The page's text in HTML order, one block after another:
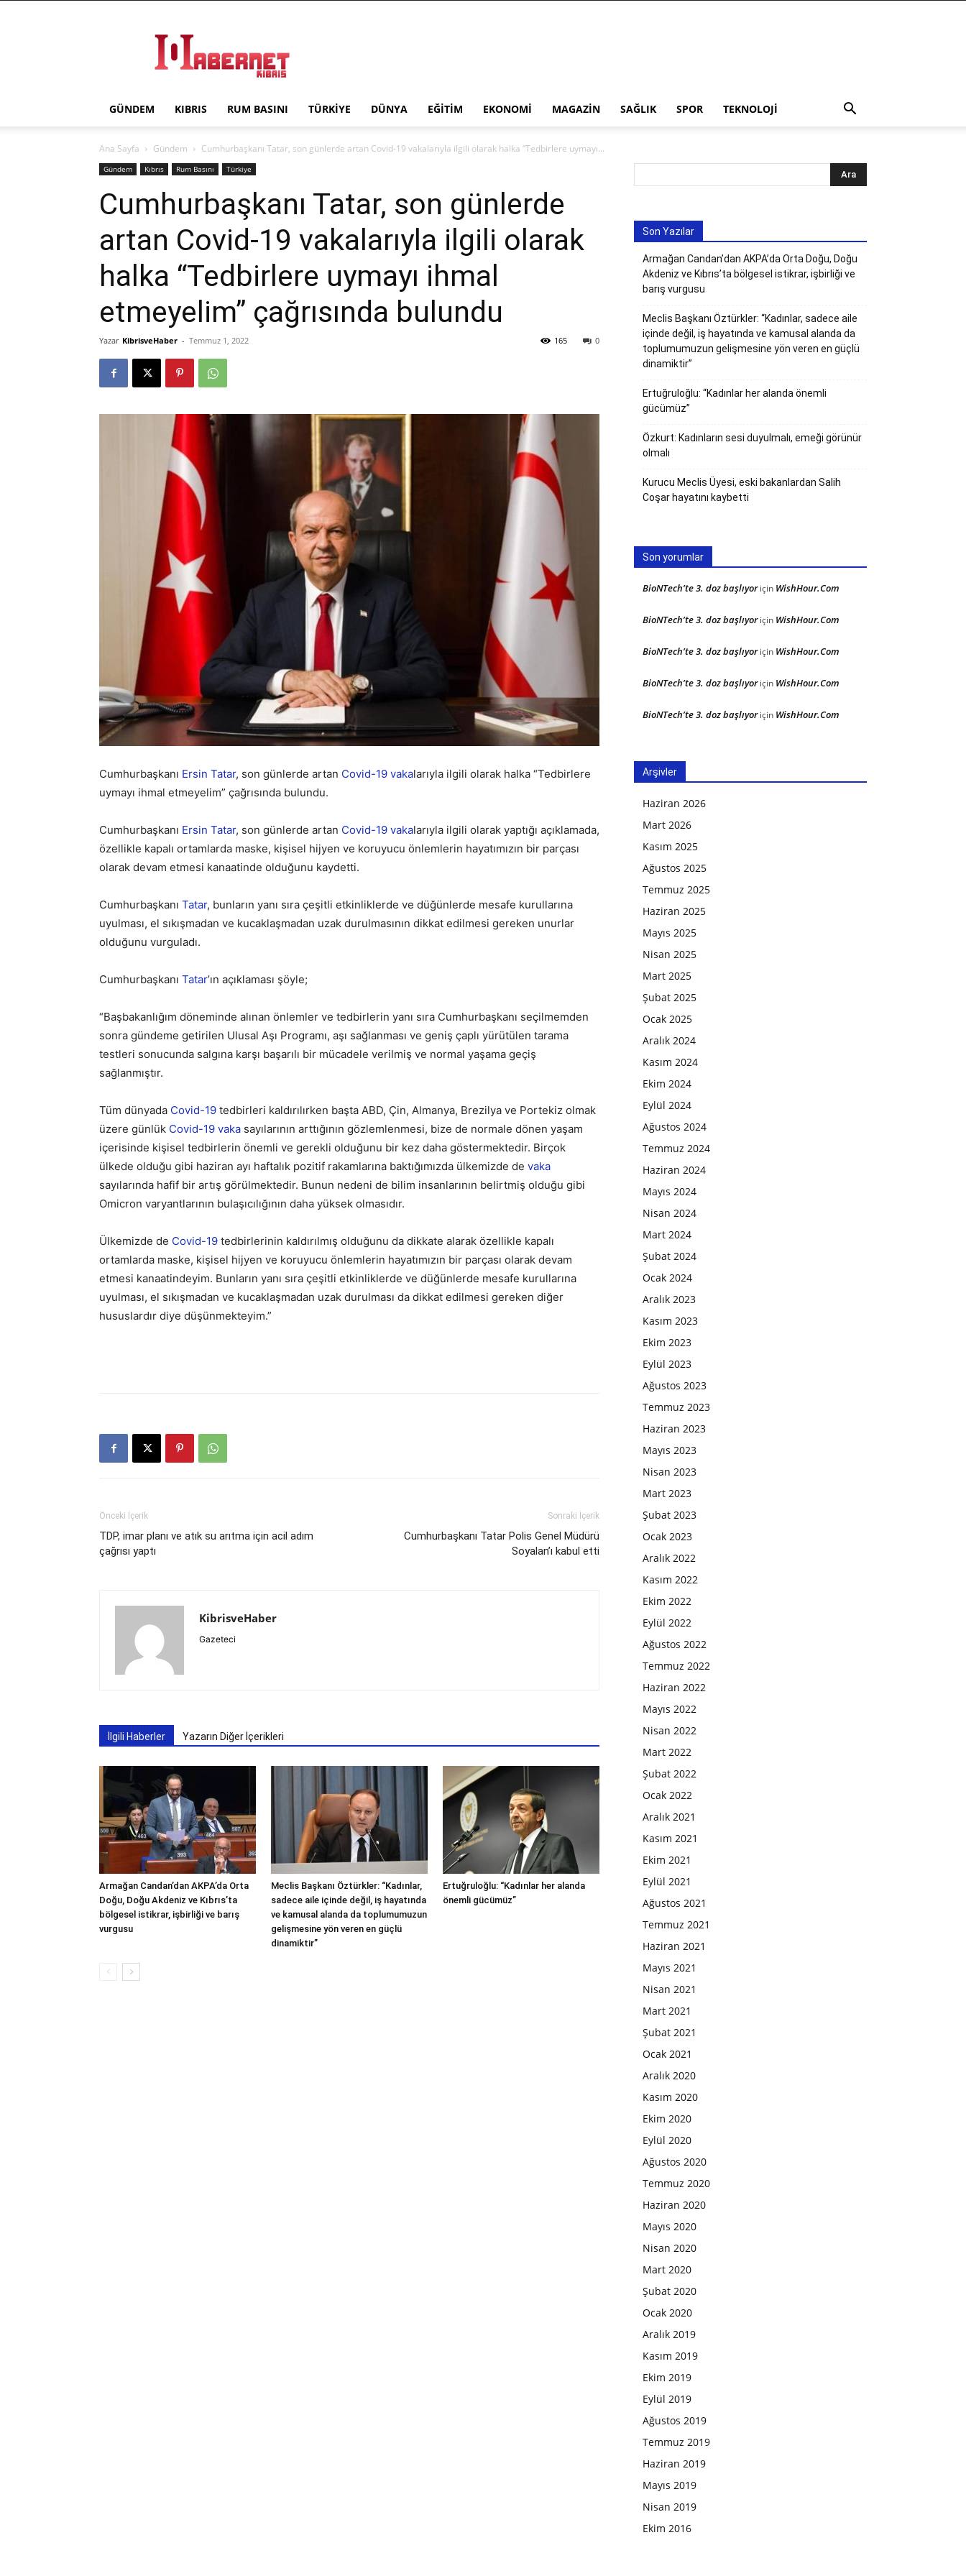
Kıbrıs
GÜNDEM KIBRIS RUM BASINI TÜRKIYE DÜNYA EĞITIM EKONOMI MAGAZIN SAĞLIK SPOR TEKNOLOJI
Ana Sayfa Gündem Cumhurbaşkanı Tatar, son günlerde artan Covid-19 vakalarıyla ilgili olarak halka “Tedbirlere uymayı...
Gündem Kıbrıs Rum Basını Türkiye
Cumhurbaşkanı Tatar, son günlerde
artan Covid-19 vakalarıyla ilgili olarak
halka “Tedbirlere uymayı ihmal
etmeyelim” çağrısında bulundu
Yazar KibrisveHaber - Temmuz 1, 2022 0
165
Cumhurbaşkanı Ersin Tatar, son günlerde artan Covid-19 vakalarıyla ilgili olarak halka “Tedbirlere
uymayı ihmal etmeyelim” çağrısında bulundu.
Cumhurbaşkanı Ersin Tatar, son günlerde artan Covid-19 vakalarıyla ilgili olarak yaptığı açıklamada,
özellikle kapalı ortamlarda maske, kişisel hijyen ve koruyucu önlemlerin hayatımızın bir parçası
olarak devam etmesi kanaatinde olduğunu kaydetti.
Cumhurbaşkanı Tatar, bunların yanı sıra çeşitli etkinliklerde ve düğünlerde mesafe kurullarına
uyulması, el sıkışmadan ve kucaklaşmadan uzak durulmasının dikkat edilmesi gereken unurlar
olduğunu vurguladı.
Cumhurbaşkanı Tatar’ın açıklaması şöyle;
“Başbakanlığım döneminde alınan önlemler ve tedbirlerin yanı sıra Cumhurbaşkanı seçilmemden
sonra gündeme getirilen Ulusal Aşı Programı, aşı sağlanması ve geniş çaplı yürütülen tarama
testleri sonucunda salgına karşı başarılı bir mücadele verilmiş ve normal yaşama geçiş
sağlanmıştır.
Tüm dünyada Covid-19 tedbirleri kaldırılırken başta ABD, Çin, Almanya, Brezilya ve Portekiz olmak
üzere günlük Covid-19 vaka sayılarının arttığının gözlemlenmesi, bize de normale dönen yaşam
içerisinde kişisel tedbirlerin önemli ve gerekli olduğunu bir kez daha göstermektedir. Birçok
ülkede olduğu gibi haziran ayı haftalık pozitif rakamlarına baktığımızda ülkemizde de vaka
sayılarında hafif bir artış görülmektedir. Bunun nedeni de bilim insanlarının belirtmiş olduğu gibi
Omicron varyantlarının bulaşıcılığının daha yüksek olmasıdır.
Ülkemizde de Covid-19 tedbirlerinin kaldırılmış olduğunu da dikkate alarak özellikle kapalı
ortamlarda maske, kişisel hijyen ve koruyucu önlemlerin hayatımızın bir parçası olarak devam
etmesi kanaatindeyim. Bunların yanı sıra çeşitli etkinliklerde ve düğünlerde mesafe kurullarına
uyulması, el sıkışmadan ve kucaklaşmadan uzak durulması da dikkat edilmesi gereken diğer
hususlardır diye düşünmekteyim.”
Önceki İçerik
TDP, imar planı ve atık su arıtma için acil adım
çağrısı yaptı
Sonraki İçerik
Cumhurbaşkanı Tatar Polis Genel Müdürü
Soyalan’ı kabul etti
KibrisveHaber
Gazeteci
İlgili Haberler Yazarın Diğer İçerikleri
Armağan Candan’dan AKPA’da Orta
Doğu, Doğu Akdeniz ve Kıbrıs’ta
bölgesel istikrar, işbirliği ve barış
vurgusu
Meclis Başkanı Öztürkler: “Kadınlar,
sadece aile içinde değil, iş hayatında
ve kamusal alanda da toplumumuzun
gelişmesine yön veren en güçlü
dinamiktir”
Ertuğruloğlu: “Kadınlar her alanda
önemli gücümüz”
Son Yazılar
Armağan Candan’dan AKPA’da Orta Doğu, Doğu
Akdeniz ve Kıbrıs’ta bölgesel istikrar, işbirliği ve
barış vurgusu
Meclis Başkanı Öztürkler: “Kadınlar, sadece aile
içinde değil, iş hayatında ve kamusal alanda da
toplumumuzun gelişmesine yön veren en güçlü
dinamiktir”
Ertuğruloğlu: “Kadınlar her alanda önemli
gücümüz”
Özkurt: Kadınların sesi duyulmalı, emeği görünür
olmalı
Kurucu Meclis Üyesi, eski bakanlardan Salih
Coşar hayatını kaybetti
Son yorumlar
BioNTech’te 3. doz başlıyoriçin WishHour.Com
BioNTech’te 3. doz başlıyoriçin WishHour.Com
BioNTech’te 3. doz başlıyoriçin WishHour.Com
BioNTech’te 3. doz başlıyoriçin WishHour.Com
BioNTech’te 3. doz başlıyoriçin WishHour.Com
Arşivler
Haziran 2026
Mart 2026
Kasım 2025
Ağustos 2025
Temmuz 2025
Haziran 2025
Mayıs 2025
Nisan 2025
Mart 2025
Şubat 2025
Ocak 2025
Aralık 2024
Kasım 2024
Ekim 2024
Eylül 2024
Ağustos 2024
Temmuz 2024
Haziran 2024
Mayıs 2024
Nisan 2024
Mart 2024
Şubat 2024
Ocak 2024
Aralık 2023
Kasım 2023
Ekim 2023
Eylül 2023
Ağustos 2023
Temmuz 2023
Haziran 2023
Mayıs 2023
Nisan 2023
Mart 2023
Şubat 2023
Ocak 2023
Aralık 2022
Kasım 2022
Ekim 2022
Eylül 2022
Ağustos 2022
Temmuz 2022
Haziran 2022
Mayıs 2022
Nisan 2022
Mart 2022
Şubat 2022
Ocak 2022
Aralık 2021
Kasım 2021
Ekim 2021
Eylül 2021
Ağustos 2021
Temmuz 2021
Haziran 2021
Mayıs 2021
Nisan 2021
Mart 2021
Şubat 2021
Ocak 2021
Aralık 2020
Kasım 2020
Ekim 2020
Eylül 2020
Ağustos 2020
Temmuz 2020
Haziran 2020
Mayıs 2020
Nisan 2020
Mart 2020
Şubat 2020
Ocak 2020
Aralık 2019
Kasım 2019
Ekim 2019
Eylül 2019
Ağustos 2019
Temmuz 2019
Haziran 2019
Mayıs 2019
Nisan 2019
Ekim 2016